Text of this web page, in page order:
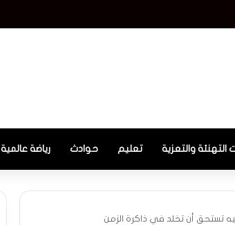
التهنئة والتعزية تعليم حوادث رياضة عالمية
تستحق أن تخلد في ذاكرة الزمن